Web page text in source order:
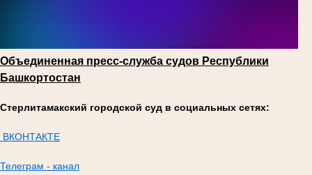
Объединенная пресс-служба судов Республики
Башкортостан
Стерлитамакский городской суд в социальных сетях:
ВКОНТАКТЕ
Телеграм - канал